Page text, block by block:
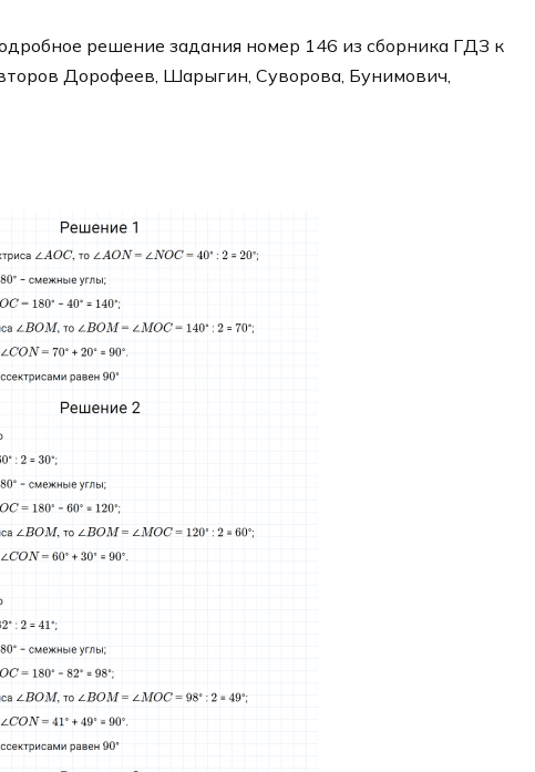
решение задания номер 146 из сборника ГДЗ к
Дорофеев, Шарыгин, Суворова, Бунимович,